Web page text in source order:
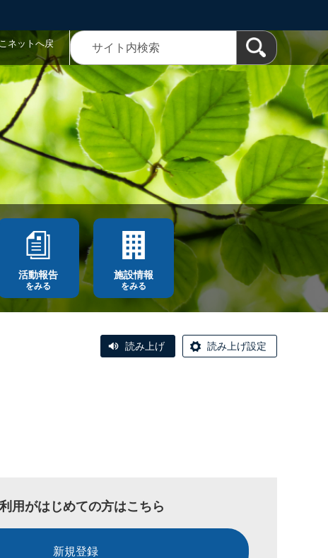
ネットへ戻
活動報告
をみる
施設情報
をみる
読み上げ 読み上げ設定
用がはじめての方はこちら
新規登録